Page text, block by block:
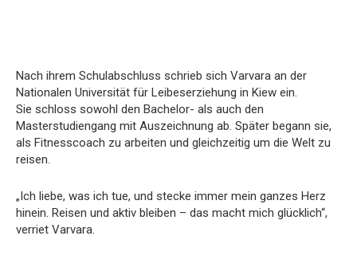
Nach ihrem Schulabschluss schrieb sich Varvara an der
Nationalen Universität für Leibeserziehung in Kiew ein.
Sie schloss sowohl den Bachelor- als auch den
Masterstudiengang mit Auszeichnung ab. Später begann sie,
als Fitnesscoach zu arbeiten und gleichzeitig um die Welt zu
reisen.
„Ich liebe, was ich tue, und stecke immer mein ganzes Herz
hinein. Reisen und aktiv bleiben – das macht mich glücklich“,
verriet Varvara.